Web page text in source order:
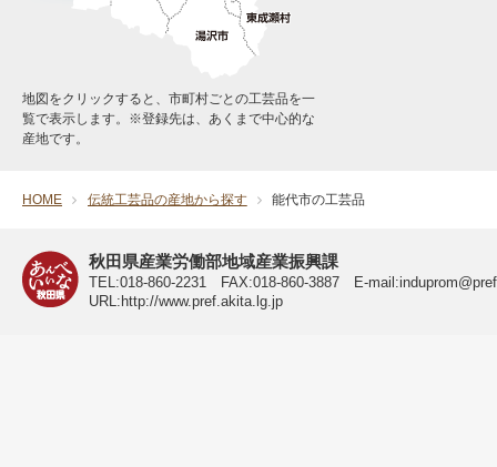
地図をクリックすると、市町村ごとの工芸品を一
覧で表示します。※登録先は、あくまで中心的な
産地です。
HOME 伝統工芸品の産地から探す 能代市の工芸品
秋田県 公式サイト
秋田県産業労働部地域産業振興課
TEL:018-860-2231 FAX:018-860-3887 E-
URL:http://www.pref.akita.lg.jp